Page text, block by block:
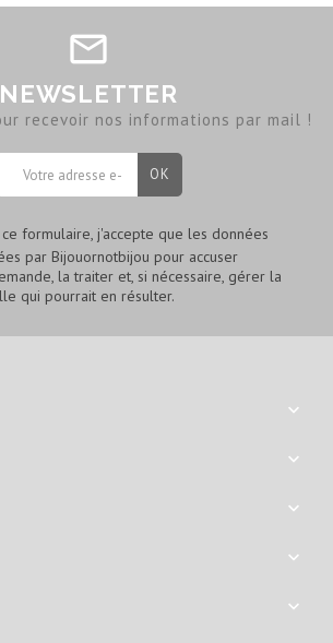
NEWSLETTER
recevoir nos informations par mail !
ce formulaire, j'accepte que les données
par Bijouornotbijou pour accuser
la traiter et, si nécessaire, gérer la
qui pourrait en résulter.




